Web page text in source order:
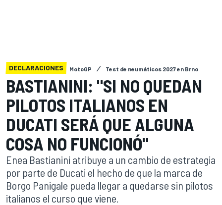
DECLARACIONES MotoGP Test de neumáticos 2027 en Brno
BASTIANINI: "SI NO QUEDAN
PILOTOS ITALIANOS EN
DUCATI SERÁ QUE ALGUNA
COSA NO FUNCIONÓ"
Enea Bastianini atribuye a un cambio de estrategia
por parte de Ducati el hecho de que la marca de
Borgo Panigale pueda llegar a quedarse sin pilotos
italianos el curso que viene.